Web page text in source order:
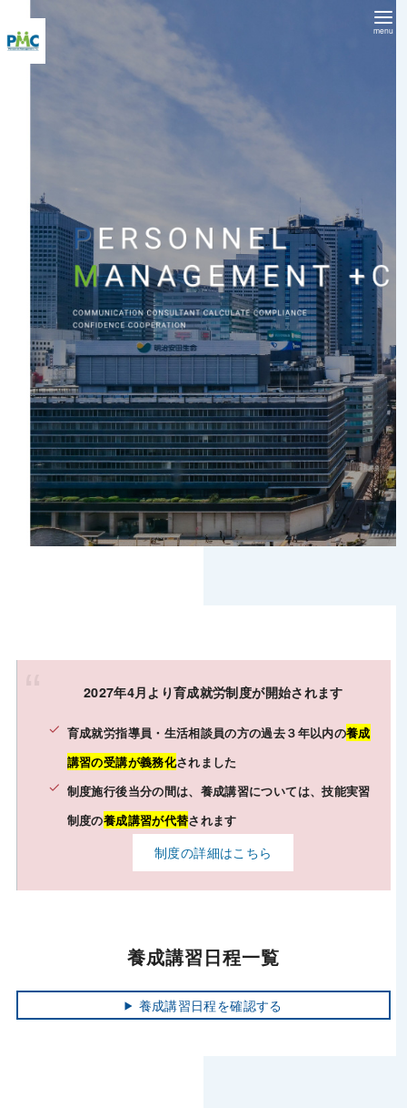
ン
2027年4月より育成就労制度が開始されます
育成就労指導員・生活相談員の方の過去３年以内の養成
講習の受講が義務化されました
制度施行後当分の間は、養成講習については、技能実習
制度の養成講習が代替されます
制度の詳細はこちら
養成講習日程一覧
養成講習日程を確認する